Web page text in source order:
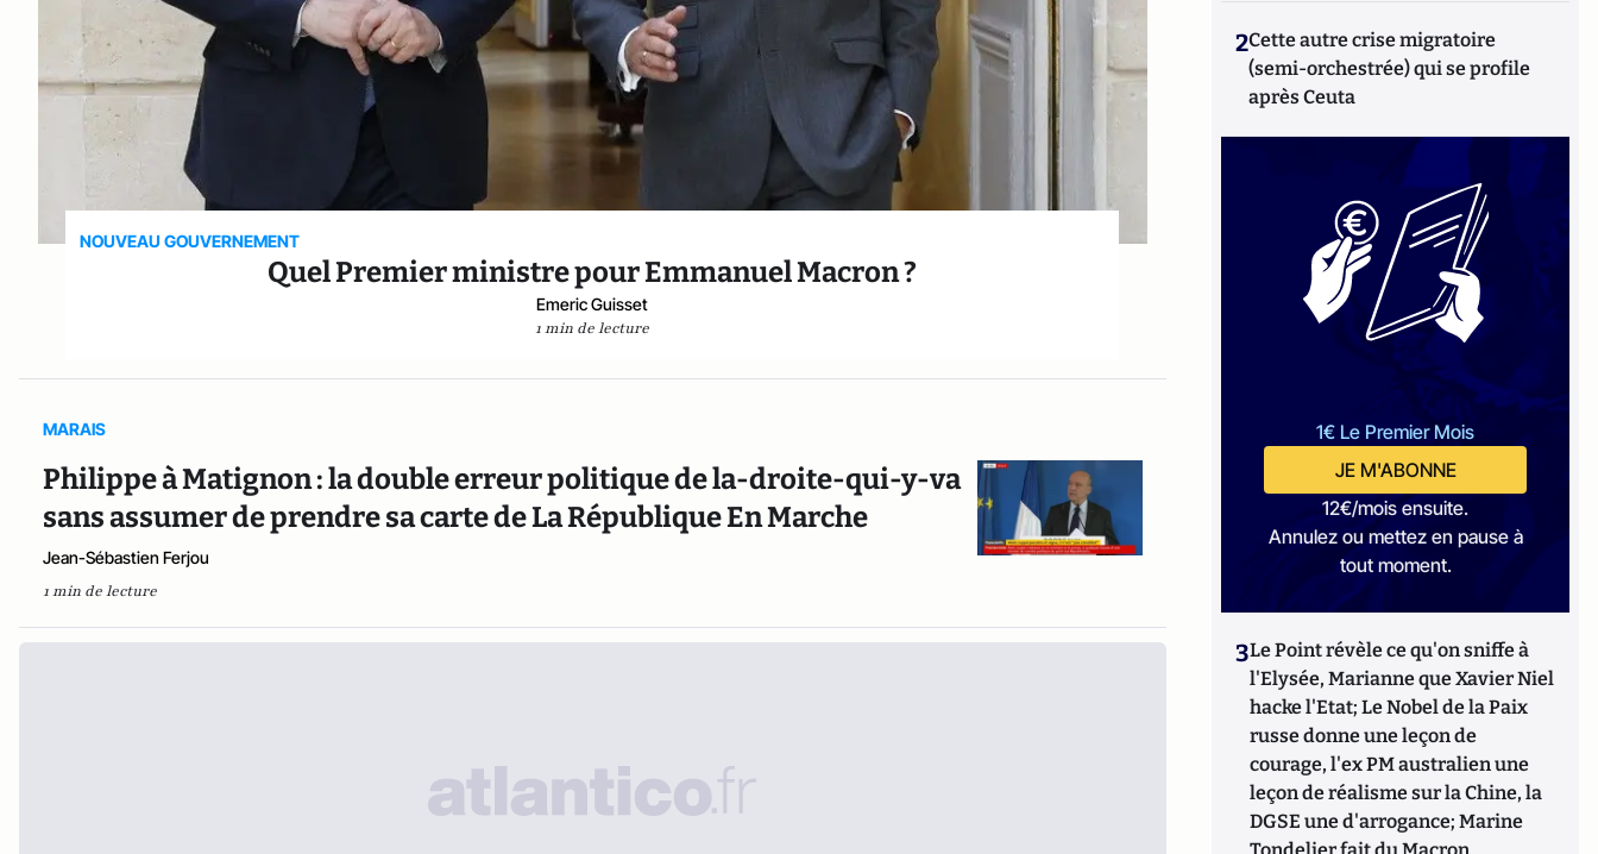
NOUVEAU GOUVERNEMENT
Quel Premier ministre pour Emmanuel Macron ?
Emeric Guisset
1 min de lecture
MARAIS
Philippe à Matignon : la double erreur politique de la-droite-qui-y-va
sans assumer de prendre sa carte de La République En Marche
Jean-Sébastien Ferjou
1 min de lecture
2Cette autre crise migratoire
(semi-orchestrée) qui se profile
après Ceuta
1€ Le Premier Mois
JE M'ABONNE
12€/mois ensuite.
Annulez ou mettez en pause à
tout moment.
3Le Point révèle ce qu'on sniffe à
l'Elysée, Marianne que Xavier Niel
hacke l'Etat; Le Nobel de la Paix
russe donne une leçon de
courage, l'ex PM australien une
leçon de réalisme sur la Chine, la
DGSE une d'arrogance; Marine